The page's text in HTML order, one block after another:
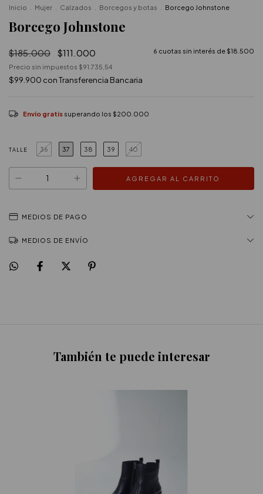
Inicio Mujer Calzados Borcegos y botas Borcego Johnstone
Borcego Johnstone
$185.000 $111.000 6 cuotas sin interés de $18.500
Precio sin impuestos $91.735,54
$99.900 conTransferencia Bancaria
Envío gratis superando los $200.000
TALLE 36 37 38 39 40
MEDIOS DE PAGO
MEDIOS DE ENVÍO
También te puede interesar